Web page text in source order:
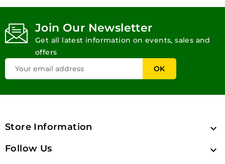
Join Our Newsletter
Get all latest information on events, sales and
offers
Store Information 
Follow Us 